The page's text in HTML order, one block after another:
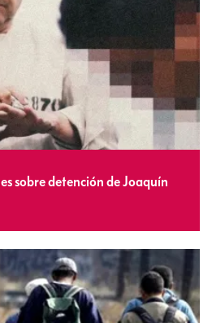
sobre detención de Joaquín